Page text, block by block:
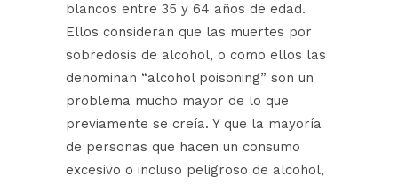
blancos entre 35 y 64 años de edad.
Ellos consideran que las muertes por
sobredosis de alcohol, o como ellos las
denominan “alcohol poisoning” son un
problema mucho mayor de lo que
previamente se creía. Y que la mayoría
de personas que hacen un consumo
excesivo o incluso peligroso de alcohol,